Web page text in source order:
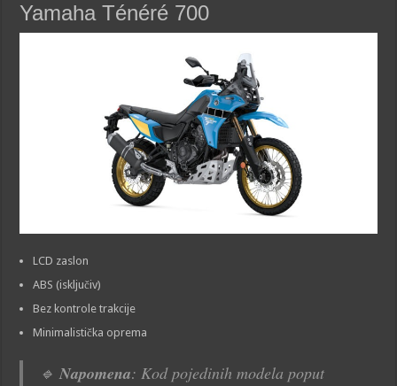
Yamaha Ténéré 700
LCD zaslon
ABS (isključiv)
Bez kontrole trakcije
Minimalistička oprema
🔹Napomena: Kod pojedinih modela poput